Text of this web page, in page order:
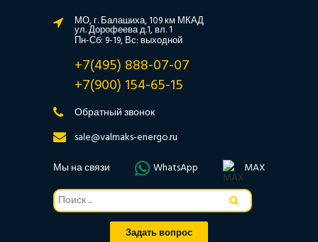
МО, г. Балашиха, 109 км МКАД
ул. Дорофеева д.1, вл. 1
Пн-Сб: 9-19, Вс: выходной
+7(495) 888-07-07
+7(900) 154-65-15
Обратный звонок
sale@valmaks-energo.ru
Мы на связи
WhatsApp MAX
Задать вопрос